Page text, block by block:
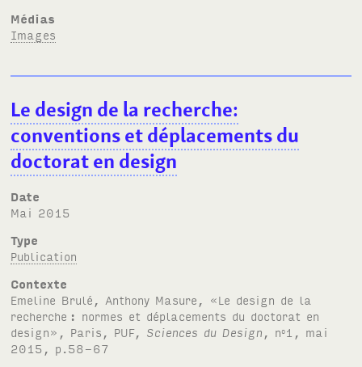
Médias
Images
Le design de la recherche:
conventions et déplacements du
doctorat en design
Date
mai 2015
Type
Publication
Contexte
Emeline Brulé, Anthony Masure, «Le design de la
recherche : normes et déplacements du doctorat en
design», Paris, PUF, Sciences du Design , no1, mai
2015, p.58-67